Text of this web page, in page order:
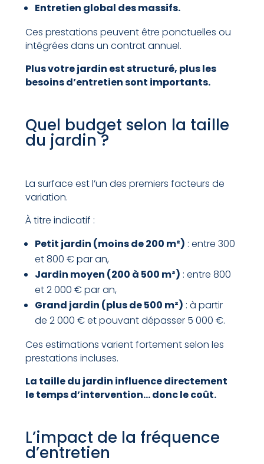
Entretien global des massifs.
Ces prestations peuvent être ponctuelles ou
intégrées dans un contrat annuel.
Plus votre jardin est structuré, plus les
besoins d’entretien sont importants.
Quel budget selon la taille
du jardin ?
La surface est l’un des premiers facteurs de
variation.
À titre indicatif :
Petit jardin (moins de 200 m²) : entre 300
et 800 € par an,
Jardin moyen (200 à 500 m²) : entre 800
et 2 000 € par an,
Grand jardin (plus de 500 m²) : à partir
de 2 000 € et pouvant dépasser 5 000 €.
Ces estimations varient fortement selon les
prestations incluses.
La taille du jardin influence directement
le temps d’intervention… donc le coût.
L’impact de la fréquence
d’entretien